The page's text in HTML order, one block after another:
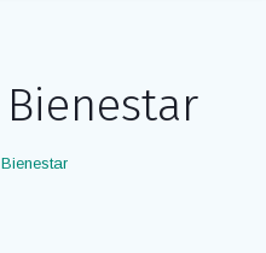
Bienestar
Bienestar